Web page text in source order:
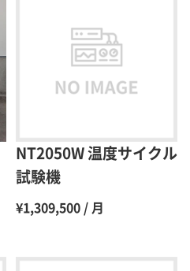
80％（割引率20％）
75％（割引率25％）
65％（割引率35％）
60％（割引率 40％）
55％（割引率45％）
48％（割引率52％）
NT2050W 温度サイクル
試験機
¥1,309,500 / 月